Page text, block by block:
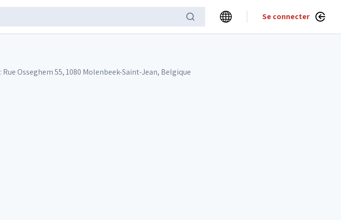
Se connecter
: Rue Osseghem 55, 1080 Molenbeek-Saint-Jean, Belgique